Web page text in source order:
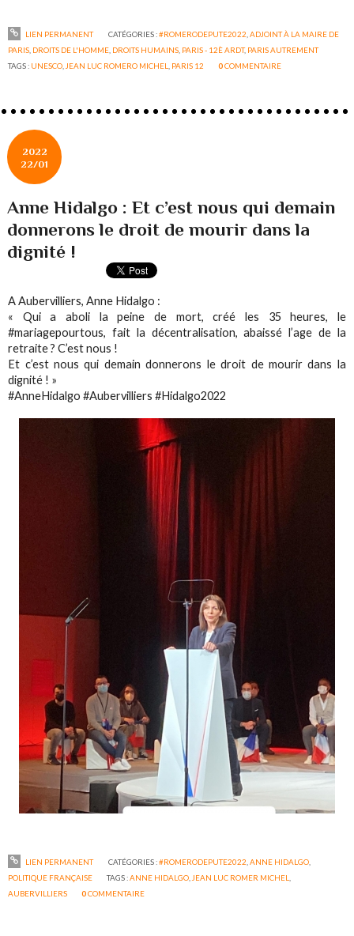
LIEN PERMANENT CATÉGORIES :#ROMERODEPUTE2022 ADJOINT À LA MAIRE DE
PARIS DROITS DE L'HOMME DROITS HUMAINS PARIS - 12È ARDT, PARIS AUTREMENT
TAGS : UNESCO JEAN LUC ROMERO MICHEL PARIS 12 0COMMENTAIRE
2022
22/01
Anne Hidalgo : Et c’est nous qui demain
donnerons le droit de mourir dans la
dignité !
A Aubervilliers, Anne Hidalgo :
« Qui a aboli la peine de mort, créé les 35 heures, le
#mariagepourtous, fait la décentralisation, abaissé l’age de la
retraite ? C’est nous !
Et c’est nous qui demain donnerons le droit de mourir dans la
dignité ! »
#AnneHidalgo #Aubervilliers #Hidalgo2022
LIEN PERMANENT CATÉGORIES :#ROMERODEPUTE2022 ANNE HIDALGO,
POLITIQUE FRANÇAISE
TAGS :ANNE HIDALGO JEAN LUC ROMER MICHEL
AUBERVILLIERS
0COMMENTAIRE